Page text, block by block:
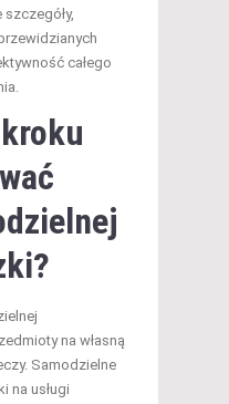
całego
na własną
Samodzielne
na usługi